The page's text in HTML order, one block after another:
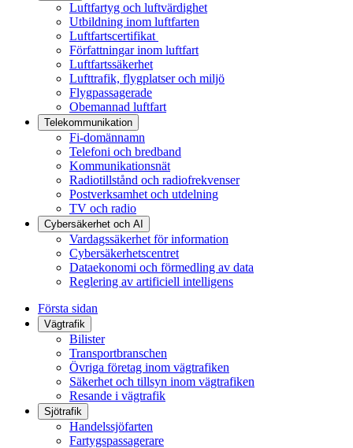
Luftfartyg och luftvärdighet
Utbildning inom luftfarten
Luftfartscertifikat
Författningar inom luftfart
Luftfartssäkerhet
Lufttrafik, flygplatser och miljö
Flygpassagerade
Obemannad luftfart
Telekommunikation
Fi-domännamn
Telefoni och bredband
Kommunikationsnät
Radiotillstånd och radiofrekvenser
Postverksamhet och utdelning
TV och radio
Cybersäkerhet och AI
Vardagssäkerhet för information
Cybersäkerhetscentret
Dataekonomi och förmedling av data
Reglering av artificiell intelligens
Första sidan
Vägtrafik
Bilister
Transportbranschen
Övriga företag inom vägtrafiken
Säkerhet och tillsyn inom vägtrafiken
Resande i vägtrafik
Sjötrafik
Handelssjöfarten
Fartygspassagerare